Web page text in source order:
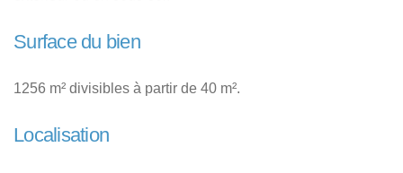
Surface du bien
1256 m² divisibles à partir de 40 m².
Localisation